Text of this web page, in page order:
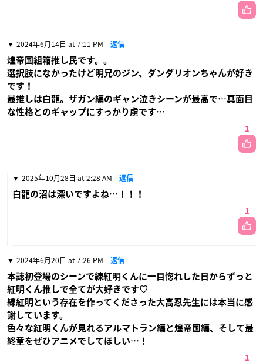
2024年6月14日 at 7:11 PM 返信
煌帝国組箱推し民です。。
選択肢になかったけど明兄のジン、ダンダリオンちゃんが好き
です！
最推しは白龍。ザガン編のギャン泣きシーンが最高で…真面目
な性格とのギャップにすっかり虜です…
1
2025年10月28日 at 2:28 AM 返信
白龍の沼は深いですよね…！！！
1
2024年6月20日 at 7:26 PM 返信
本誌初登場のシーンで練紅明くんに一目惚れした日からずっと
紅明くん推しで全てが大好きです♡
練紅明という存在を作ってくださった大高忍先生には本当に感
謝しています。
色々な紅明くんが見れるアルマトラン編と煌帝国編、そして最
終章をぜひアニメでしてほしい…！
1